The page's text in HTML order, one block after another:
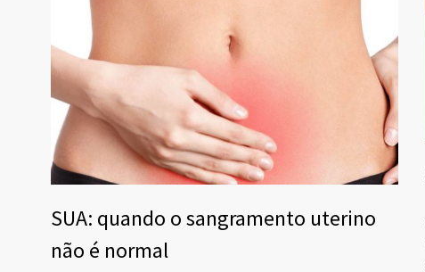
SUA: quando o sangramento uterino
não é normal